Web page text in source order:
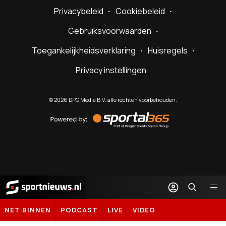
Privacybeleid
Cookiebeleid
Gebruiksvoorwaarden
Toegankelijkheidsverklaring
Huisregels
Privacy instellingen
©2026 DPG Media B.V. alle rechten voorbehouden.
by
Sportal365
Sportnieuws.nl
NET BINNEN PODCAST LIVE VIDEO